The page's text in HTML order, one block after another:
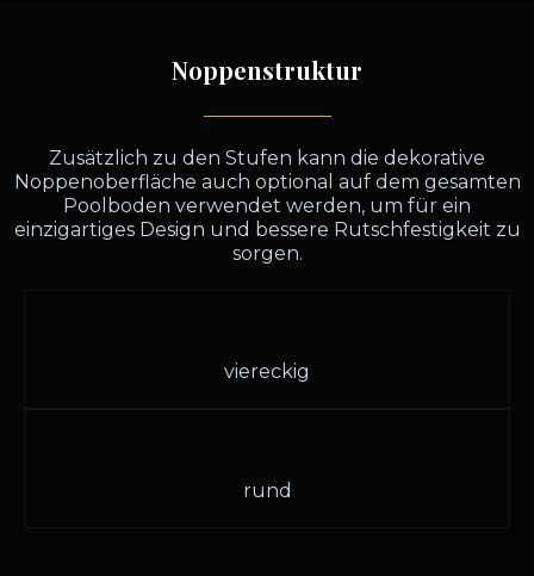
Noppenstruktur
Zusätzlich zu den Stufen kann die dekorative
Noppenoberfläche auch optional auf dem gesamten
Poolboden verwendet werden, um für ein
einzigartiges Design und bessere Rutschfestigkeit zu
sorgen.
viereckig
rund